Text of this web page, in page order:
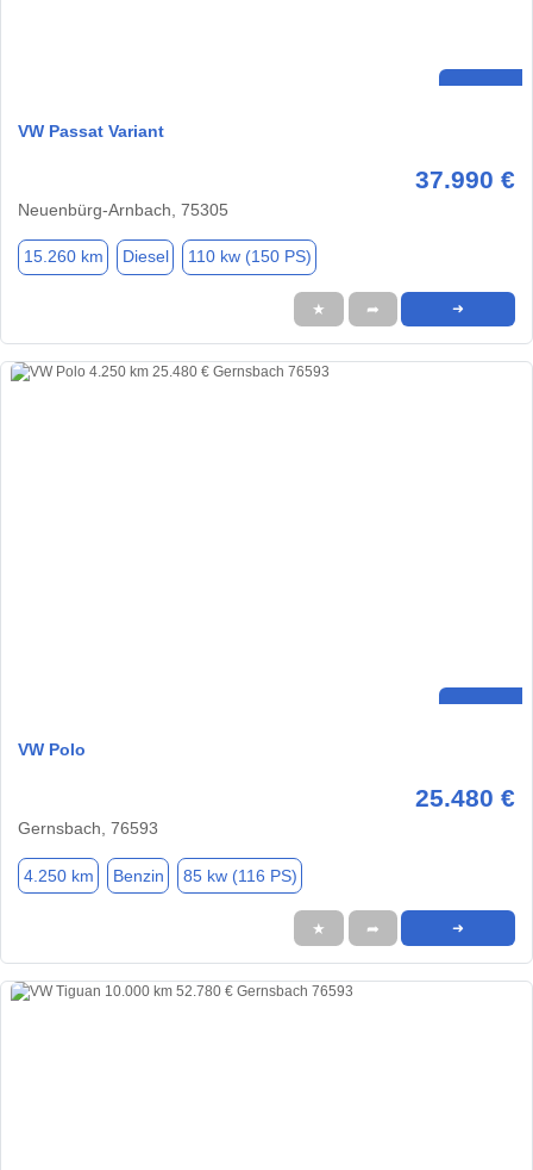
VW Passat Variant
37.990 €
Neuenbürg-Arnbach, 75305
15.260 km Diesel 110 kw (150 PS)
★ ➦ ➜
VW Polo
25.480 €
Gernsbach, 76593
4.250 km Benzin 85 kw (116 PS)
★ ➦ ➜